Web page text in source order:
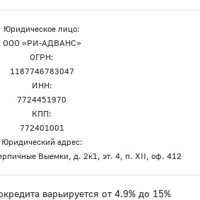
Юридическое лицо:
ООО «РИ-АДВАНС»
ОГРН:
1187746783047
ИНН:
7724451970
КПП:
772401001
Юридический адрес:
Выемки, д. 2к1, эт. 4, п. XII, оф. 412
варьируется от 4.9% до 15%